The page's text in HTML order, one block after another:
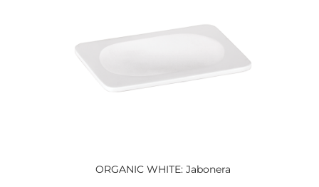
ORGANIC WHITE: Jabonera